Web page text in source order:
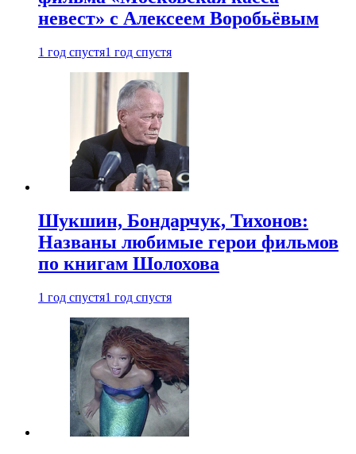
невест» с Алексеем Воробьёвым
1 год спустя1 год спустя
Шукшин, Бондарчук, Тихонов:
Названы любимые герои фильмов
по книгам Шолохова
1 год спустя1 год спустя